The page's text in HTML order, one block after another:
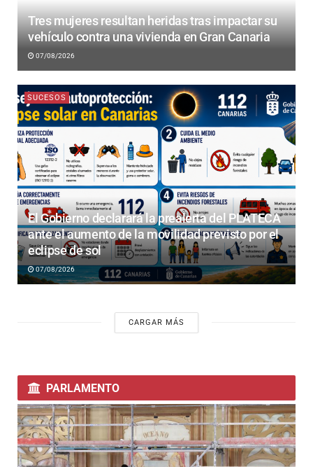
Tres mujeres resultan heridas tras impactar su
vehículo contra una vivienda en Gran Canaria
07/08/2026
SUCESOS
El Gobierno declarará la prealerta del PLATECA
ante el aumento de la movilidad previsto por el
eclipse de sol
07/08/2026
CARGAR MÁS
PARLAMENTO